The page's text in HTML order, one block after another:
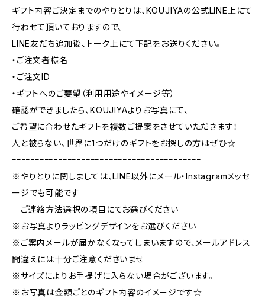
ギフト内容ご決定までのやりとりは、KOUJIYAの公式LINE上にて
行わせて頂いておりますので、
LINE友だち追加後、トーク上にて下記をお送りください。
・ご注文者様名
・ご注文ID
・ギフトへのご要望（利用用途やイメージ等）
確認ができましたら、KOUJIYAよりお写真にて、
ご希望に合わせたギフトを複数ご提案をさせていただきます！
人と被らない、世界に1つだけのギフトをお探しの方はぜひ☆
ｰｰｰｰｰｰｰｰｰｰｰｰｰｰｰｰｰｰｰｰｰｰｰｰｰｰｰｰｰｰｰｰｰｰｰｰｰｰｰｰｰ
※やりとりに関しましては、LINE以外にメール・Instagramメッセ
ージでも可能です
ご連絡方法選択の項目にてお選びください
※お写真よりラッピングデザインをお選びください
※ご案内メールが届かなくなってしまいますので、メールアドレス
間違えには十分ご注意くださいませ
※サイズによりお手提げに入らない場合がございます。
※お写真は金額ごとのギフト内容のイメージです☆